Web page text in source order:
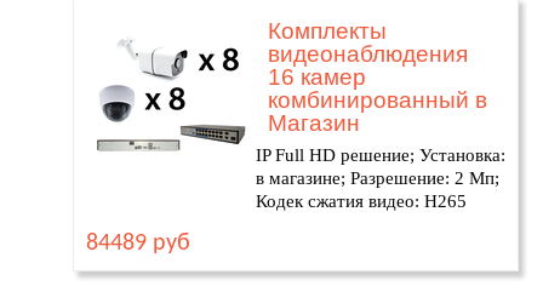
Комплекты
видеонаблюдения
16 камер
комбинированный в
Магазин
IP Full HD решение; Установка:
в магазине; Разрешение: 2 Мп;
Кодек сжатия видео: H265
84489 руб